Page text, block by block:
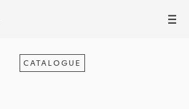
III
CATALOGUE